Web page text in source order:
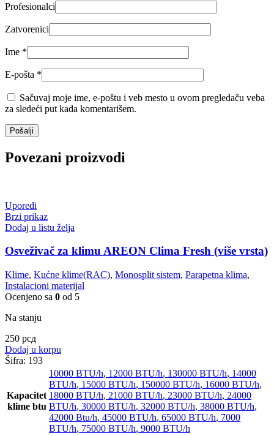
Profesionalci
Zatvorenici
Ime *
E-pošta *
Sačuvaj moje ime, e-poštu i veb mesto u ovom pregledaču veba
za sledeći put kada komentarišem.
Povezani proizvodi
Uporedi
Brzi prikaz
Dodaj u listu želja
Osveživač za klimu AREON Clima Fresh (više vrsta)
Klime, Kućne klime(RAC), Monosplit sistem, Parapetna klima,
Instalacioni materijal
Ocenjeno sa 0 od 5
Na stanju
250 рсд
Dodaj u korpu
Šifra: 193
Kapacitet
klime btu
10000 BTU/h, 12000 BTU/h, 130000 BTU/h, 14000
BTU/h, 15000 BTU/h, 150000 BTU/h, 16000 BTU/h,
18000 BTU/h, 21000 BTU/h, 23000 BTU/h, 24000
BTU/h, 30000 BTU/h, 32000 BTU/h, 38000 BTU/h,
42000 Btu/h, 45000 BTU/h, 65000 BTU/h, 7000
BTU/h, 75000 BTU/h, 9000 BTU/h